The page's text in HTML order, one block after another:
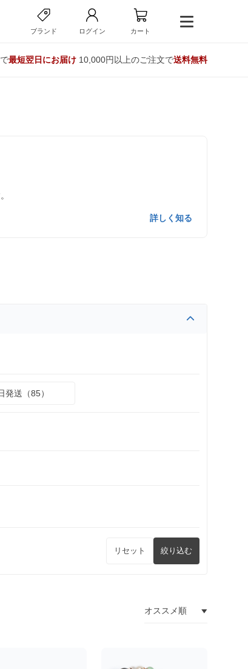
ブランド ログイン カート
最短翌日にお届け10,000円以上のご注文で送料無料
詳しく知る
発送（85）
リセット 絞り込む